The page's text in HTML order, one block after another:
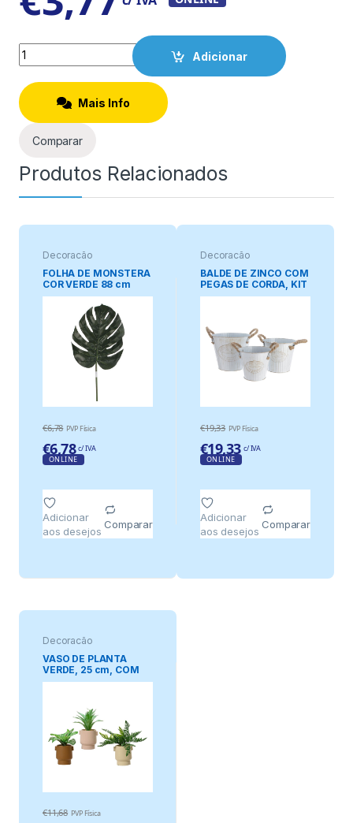
Quantity
Adicionar
Mais Info
Comparar
Produtos Relacionados
Decoração
FOLHA DE MONSTERA
COR VERDE 88 cm
€6,78 PVP Física
€6,78 c/ IVA
ONLINE
Adicionar
aos desejos
Comparar
Decoração
BALDE DE ZINCO COM
PEGAS DE CORDA, KIT
DE 3unid. Ø20x17cm
€19,33 PVP Física
€19,33 c/ IVA
ONLINE
Adicionar
aos desejos
Comparar
Decoração
VASO DE PLANTA
VERDE, 25 cm, COM
VASOS DE CORES
€11,68 PVP Física